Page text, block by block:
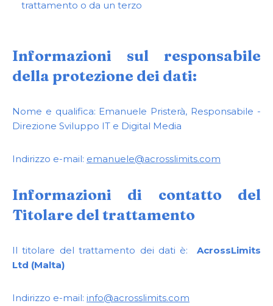
trattamento o da un terzo
Informazioni sul responsabile
della protezione dei dati:
Nome e qualifica: Emanuele Pristerà, Responsabile -
Direzione Sviluppo IT e Digital Media
Indirizzo e-mail: emanuele@acrosslimits.com
Informazioni di contatto del
Titolare del trattamento
Il titolare del trattamento dei dati è:
AcrossLimits
Ltd (Malta)
Indirizzo e-mail: info@acrosslimits.com